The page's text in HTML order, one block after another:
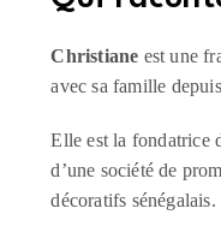
Christiane est une
avec sa famille
Elle est la fondatrice
d’une société de
décoratifs sénégalais.